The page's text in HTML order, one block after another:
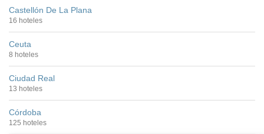
Castellón De La Plana
16 hoteles
Ceuta
8 hoteles
Ciudad Real
13 hoteles
Córdoba
125 hoteles